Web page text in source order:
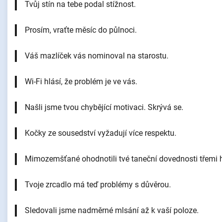
Tvůj stín na tebe podal stížnost.
Prosím, vraťte měsíc do půlnoci.
Váš mazlíček vás nominoval na starostu.
Wi-Fi hlásí, že problém je ve vás.
Našli jsme tvou chybějící motivaci. Skrývá se.
Kočky ze sousedství vyžadují více respektu.
Mimozemšťané ohodnotili tvé taneční dovednosti třemi
Tvoje zrcadlo má teď problémy s důvěrou.
Sledovali jsme nadměrné mlsání až k vaší poloze.